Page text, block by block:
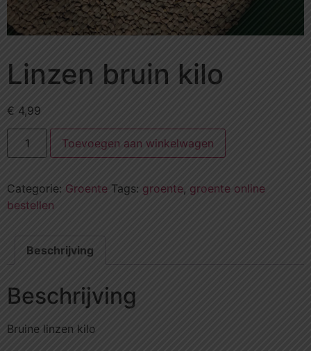
Linzen bruin kilo
€ 4,99
Toevoegen aan winkelwagen
Categorie: Groente Tags: groente, groente online
bestellen
Beschrijving
Beschrijving
Bruine linzen kilo